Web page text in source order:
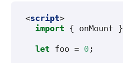
<script>
import { onMount }
let foo = 0 ;